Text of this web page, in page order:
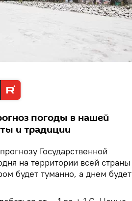
погоды в нашей
и традиции
Государственной
на территории всей страны
будет туманно, а днем будет